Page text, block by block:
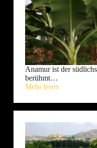
Anamur ist der
berühmt…
Mehr lesen